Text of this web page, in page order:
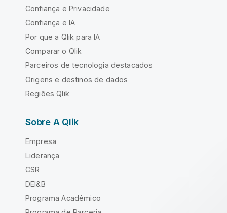
Confiança e Privacidade
Confiança e IA
Por que a Qlik para IA
Comparar o Qlik
Parceiros de tecnologia destacados
Origens e destinos de dados
Regiões Qlik
Sobre A Qlik
Empresa
Liderança
CSR
DEI&B
Programa Acadêmico